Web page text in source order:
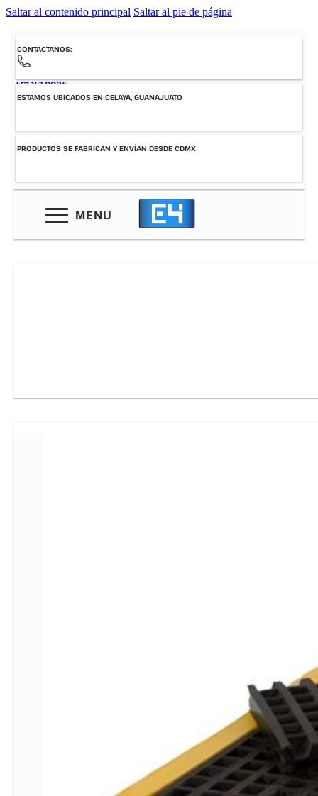
Saltar al contenido principal Saltar al pie de página
CONTACTANOS:
461-147-0034
ESTAMOS UBICADOS EN CELAYA, GUANAJUATO
PRODUCTOS SE FABRICAN Y ENVÍAN DESDE CDMX
MENU